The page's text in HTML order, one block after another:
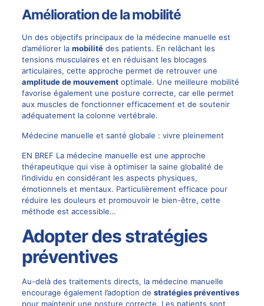
Amélioration de la mobilité
Un des objectifs principaux de la médecine manuelle est
d’améliorer la mobilitédes patients. En relâchant les
tensions musculaires et en réduisant les blocages
articulaires, cette approche permet de retrouver une
amplitude de mouvementoptimale. Une meilleure mobilité
favorise également une posture correcte, car elle permet
aux muscles de fonctionner efficacement et de soutenir
adéquatement la colonne vertébrale.
Médecine manuelle et santé globale : vivre pleinement
EN BREF La médecine manuelle est une approche
thérapeutique qui vise à optimiser la saine globalité de
l’individu en considérant les aspects physiques,
émotionnels et mentaux. Particulièrement efficace pour
réduire les douleurs et promouvoir le bien-être, cette
méthode est accessible…
Adopter des stratégies
préventives
Au-delà des traitements directs, la médecine manuelle
encourage également l’adoption de stratégies préventives
pour maintenir une posture correcte. Les patients sont